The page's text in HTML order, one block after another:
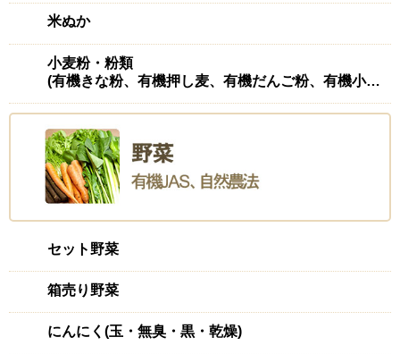
米ぬか
小麦粉・粉類
(有機きな粉、有機押し麦、有機だんご粉、有機小麦粉(強力)、有機ふすま、有機もち麦
セット野菜
箱売り野菜
にんにく(玉・無臭・黒・乾燥)